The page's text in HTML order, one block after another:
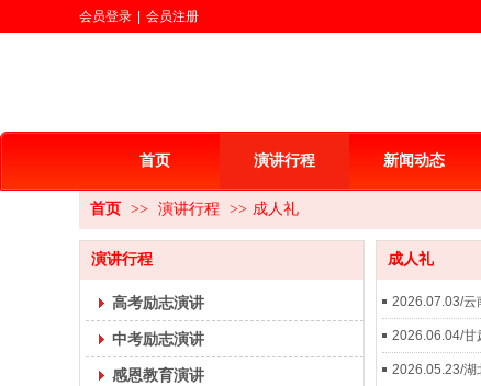
会员登录 会员注册
首页 演讲行程 新闻动态
首页 >> 演讲行程 >> 成人礼
演讲行程
高考励志演讲
中考励志演讲
感恩教育演讲
成人礼
2026.07.03/云
2026.06.04/甘
2026.05.23/湖